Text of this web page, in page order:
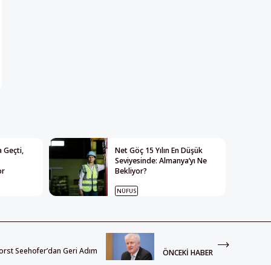
Geçti,
Net Göç 15 Yılın En Düşük
Seviyesinde: Almanya’yı Ne
Bekliyor?
NÜFUS
Seehofer’dan Geri Adım ÖNCEKI HABER